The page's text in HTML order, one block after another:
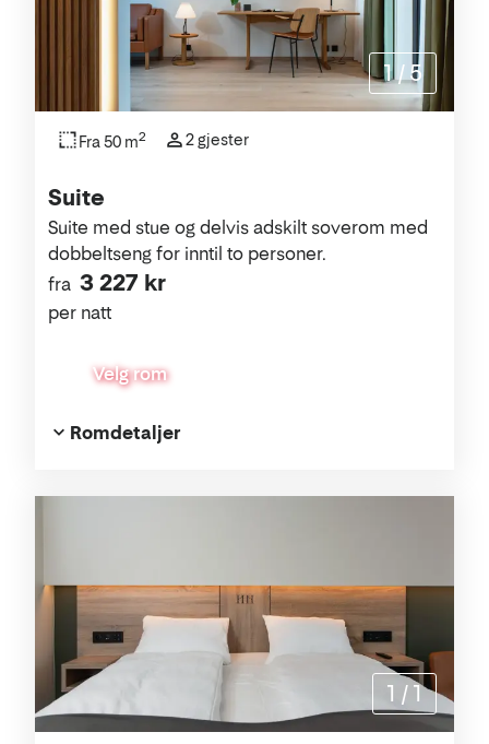
Suite
fra 3 227 kr
per natt
Suite med stue og delvis adskilt soverom med
dobbeltseng for inntil to personer.
Velg rom
Fra 50 m2 2 gjester
Romdetaljer
1 / 5
1 / 1